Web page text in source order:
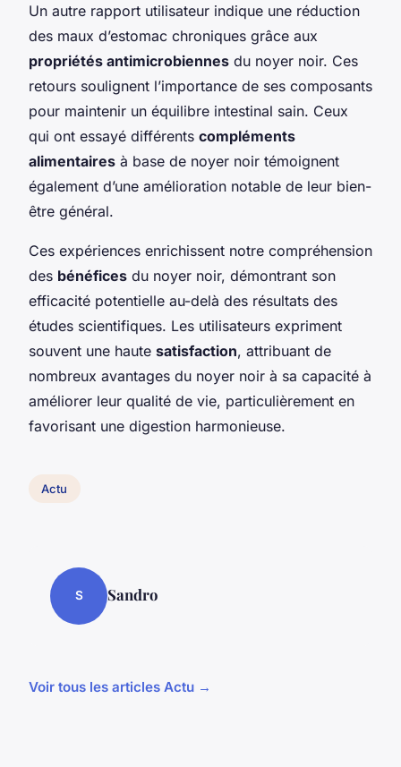
Un autre rapport utilisateur indique une réduction
des maux d’estomac chroniques grâce aux
propriétés antimicrobiennes du noyer noir. Ces
retours soulignent l’importance de ses composants
pour maintenir un équilibre intestinal sain. Ceux
qui ont essayé différents compléments
alimentaires à base de noyer noir témoignent
également d’une amélioration notable de leur bien-
être général.
Ces expériences enrichissent notre compréhension
des bénéfices du noyer noir, démontrant son
efficacité potentielle au-delà des résultats des
études scientifiques. Les utilisateurs expriment
souvent une haute satisfaction, attribuant de
nombreux avantages du noyer noir à sa capacité à
améliorer leur qualité de vie, particulièrement en
favorisant une digestion harmonieuse.
Actu
S Sandro
Voir tous les articles Actu →